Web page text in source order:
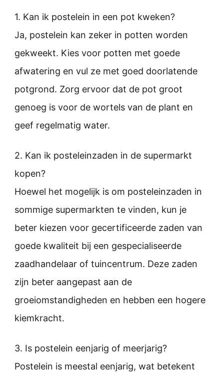
1. Kan ik postelein in een pot kweken?
Ja, postelein kan zeker in potten worden
gekweekt. Kies voor potten met goede
afwatering en vul ze met goed doorlatende
potgrond. Zorg ervoor dat de pot groot
genoeg is voor de wortels van de plant en
geef regelmatig water.
2. Kan ik posteleinzaden in de supermarkt
kopen?
Hoewel het mogelijk is om posteleinzaden in
sommige supermarkten te vinden, kun je
beter kiezen voor gecertificeerde zaden van
goede kwaliteit bij een gespecialiseerde
zaadhandelaar of tuincentrum. Deze zaden
zijn beter aangepast aan de
groeiomstandigheden en hebben een hogere
kiemkracht.
3. Is postelein eenjarig of meerjarig?
Postelein is meestal eenjarig, wat betekent